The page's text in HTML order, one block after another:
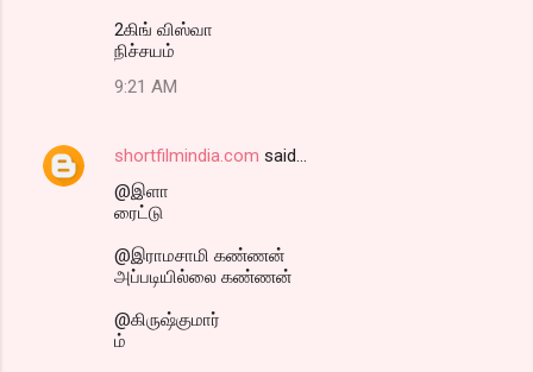
2கிங் விஸ்வா
நிச்சயம்
9:21 AM
shortfilmindia.com said…
@இளா
ரைட்டு
@இராமசாமி கண்ணன்
அப்படியில்லை கண்ணன்
@கிருஷ்குமார்
ம்